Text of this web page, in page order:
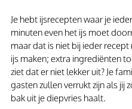
Je hebt ijsrecepten waar je
minuten even het ijs moet
maar dat is niet bij ieder
ijs maken; extra ingrediënten
ziet dat er niet lekker uit? Je
gasten zullen verrukt zijn als jij
bak uit je diepvries haalt.